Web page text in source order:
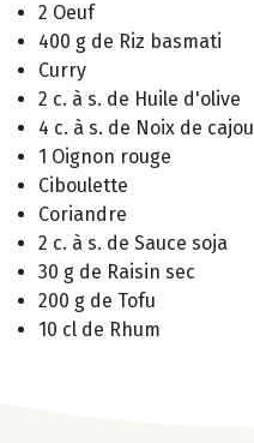
2 Oeuf
400 g de Riz basmati
Curry
2 c. à s. de Huile d'olive
4 c. à s. de Noix de cajou
1 Oignon rouge
Ciboulette
Coriandre
2 c. à s. de Sauce soja
30 g de Raisin sec
200 g de Tofu
10 cl de Rhum